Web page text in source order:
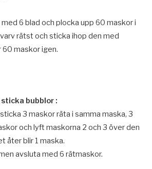
med 6 blad och plocka upp 60 maskor i
rätst och sticka ihop den med
60 maskor igen.
bubblor :
3 maskor räta i samma maska, 3
och lyft maskorna 2 och 3 över den
åter blir 1 maska.
avsluta med 6 rätmaskor.